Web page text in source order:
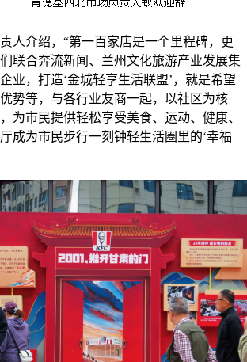
人介绍，“第一百家店是一个里程碑，更
联合奔流新闻、兰州文化旅游产业发展集
业，打造‘金城轻享生活联盟’，就是希望
势等，与各行业友商一起，以社区为核
为市民提供轻松享受美食、运动、健康、
成为市民步行一刻钟轻生活圈里的‘幸福